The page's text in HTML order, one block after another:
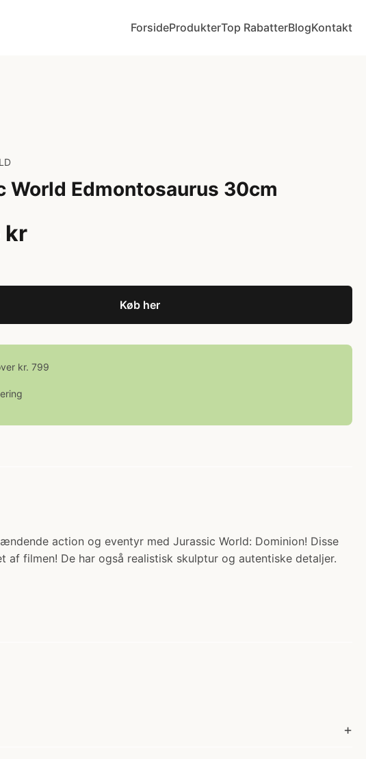
ForsideProdukterTop RabatterBlogKontakt
World Edmontosaurus 30cm
kr
Køb her
kr. 799
action og eventyr med Jurassic World: Dominion! Disse
filmen! De har også realistisk skulptur og autentiske detaljer.